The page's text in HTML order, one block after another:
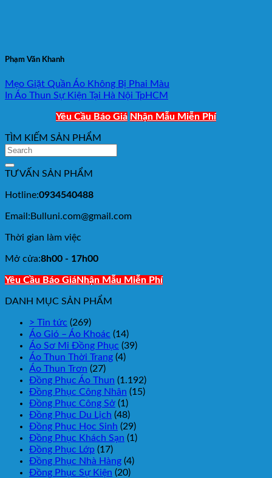
Phạm Văn Khanh
Mẹo Giặt Quần Áo Không Bị Phai Màu
In Áo Thun Sự Kiện Tại Hà Nội TpHCM
Yêu Cầu Báo Giá Nhận Mẫu Miễn Phí
TÌM KIẾM SẢN PHẨM
TƯ VẤN SẢN PHẨM
Hotline:0934540488
Email:Bulluni.com@gmail.com
Thời gian làm việc
Mở cửa:8h00 - 17h00
Yêu Cầu Báo GiáNhận Mẫu Miễn Phí
DANH MỤC SẢN PHẨM
> Tin tức (269)
Áo Gió – Áo Khoác (14)
Áo Sơ Mi Đồng Phục (39)
Áo Thun Thời Trang (4)
Áo Thun Trơn (27)
Đồng Phục Áo Thun (1.192)
Đồng Phục Công Nhân (15)
Đồng Phục Công Sở (1)
Đồng Phục Du Lịch (48)
Đồng Phục Học Sinh (29)
Đồng Phục Khách Sạn (1)
Đồng Phục Lớp (17)
Đồng Phục Nhà Hàng (4)
Đồng Phục Sự Kiện (20)